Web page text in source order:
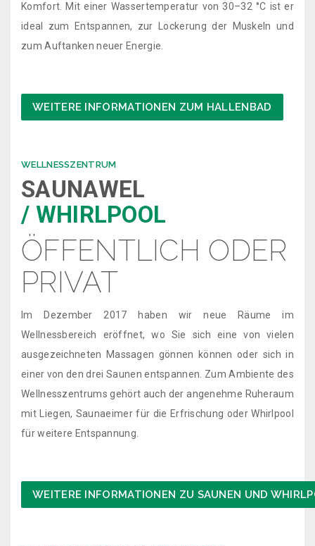
Komfort. Mit einer Wassertemperatur von 30–32 °C ist er
ideal zum Entspannen, zur Lockerung der Muskeln und
zum Auftanken neuer Energie.
WEITERE INFORMATIONEN ZUM HALLENBAD
WELLNESSZENTRUM
SAUNAWEL
/ WHIRLPOOL
ÖFFENTLICH ODER
PRIVAT
Im Dezember 2017 haben wir neue Räume im
Wellnessbereich eröffnet, wo Sie sich eine von vielen
ausgezeichneten Massagen gönnen können oder sich in
einer von den drei Saunen entspannen. Zum Ambiente des
Wellnesszentrums gehört auch der angenehme Ruheraum
mit Liegen, Saunaeimer für die Erfrischung oder Whirlpool
für weitere Entspannung.
WEITERE INFORMATIONEN ZU SAUNEN UND